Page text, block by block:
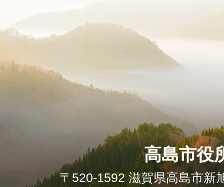
高島市役
〒520-1592 滋賀県高島市新